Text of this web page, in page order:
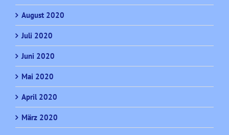
August 2020
Juli 2020
Juni 2020
Mai 2020
April 2020
März 2020